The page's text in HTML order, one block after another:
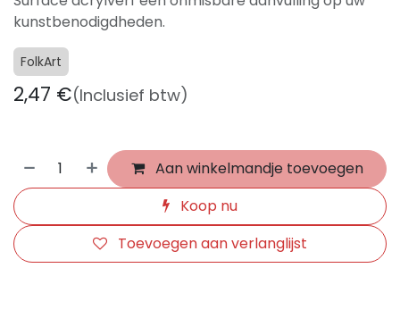
kunstbenodigdheden.
FolkArt
2,47 €(Inclusief btw)
Aan winkelmandje toevoegen
Koop nu
Toevoegen aan verlanglijst